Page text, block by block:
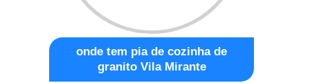
onde tem pia de cozinha de
granito Vila Mirante